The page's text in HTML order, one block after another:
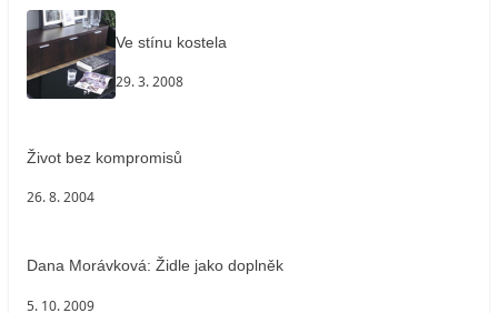
Ve stínu kostela
29. 3. 2008
Život bez kompromisů
26. 8. 2004
Dana Morávková: Židle jako doplněk
5. 10. 2009